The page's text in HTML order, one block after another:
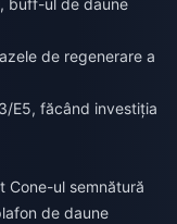
buff-ul de daune
de regenerare a
E5, făcând investiția
Cone-ul semnătură
de daune